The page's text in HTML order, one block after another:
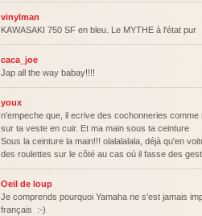
vinylman
KAWASAKI 750 SF en bleu. Le MYTHE à l'état pur
caca_joe
Jap all the way babay!!!!
youx
n'empeche que, il ecrive des cochonneries comme
sur ta veste en cuir. Et ma main sous ta ceinture
Sous la ceinture la main!!! olalalalala, déjà qu'en
des roulettes sur le côté au cas où il fasse des
Oeil de loup
Je comprends pourquoi Yamaha ne s'est jamais
français :-)